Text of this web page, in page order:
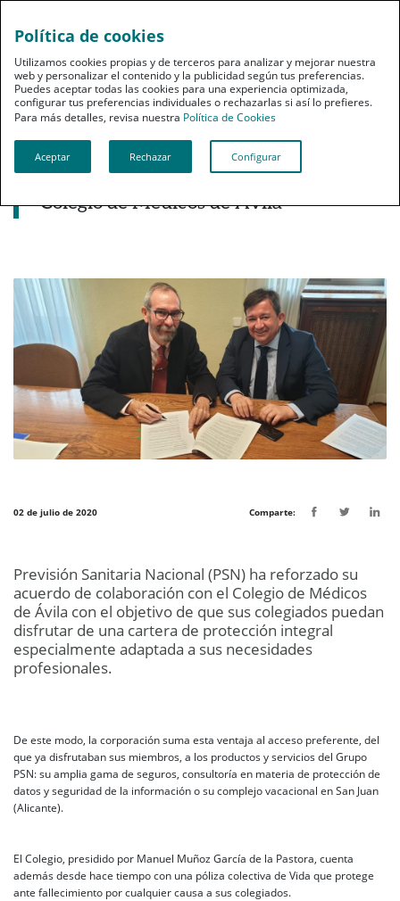
Noticias destacadas
PSN refuerza su colaboración con el
Colegio de Médicos de Ávila
02 de julio de 2020 Comparte:
Previsión Sanitaria Nacional (PSN) ha reforzado su
acuerdo de colaboración con el Colegio de Médicos
de Ávila con el objetivo de que sus colegiados puedan
disfrutar de una cartera de protección integral
especialmente adaptada a sus necesidades
profesionales.
De este modo, la corporación suma esta ventaja al acceso preferente, del
que ya disfrutaban sus miembros, a los productos y servicios del Grupo
PSN: su amplia gama de seguros, consultoría en materia de protección de
datos y seguridad de la información o su complejo vacacional en San Juan
(Alicante).
El Colegio, presidido por Manuel Muñoz García de la Pastora, cuenta
además desde hace tiempo con una póliza colectiva de Vida que protege
ante fallecimiento por cualquier causa a sus colegiados.
Política de cookies
Utilizamos cookies propias y de terceros para analizar y mejorar nuestra
web y personalizar el contenido y la publicidad según tus preferencias.
Puedes aceptar todas las cookies para una experiencia optimizada,
configurar tus preferencias individuales o rechazarlas si así lo prefieres.
Para más detalles, revisa nuestra Política de Cookies
Aceptar Rechazar Configurar